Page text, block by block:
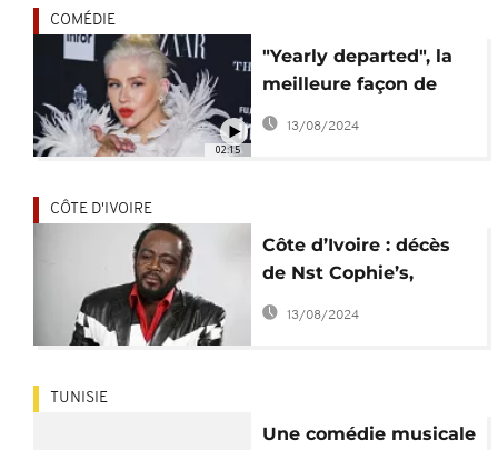
02:15
COMÉDIE
"Yearly departed", la
meilleure façon de
dire adieu à 2020
13/08/2024
CÔTE D'IVOIRE
Côte d’Ivoire : décès
de Nst Cophie’s,
vedette de la musique
13/08/2024
TUNISIE
Une comédie musicale